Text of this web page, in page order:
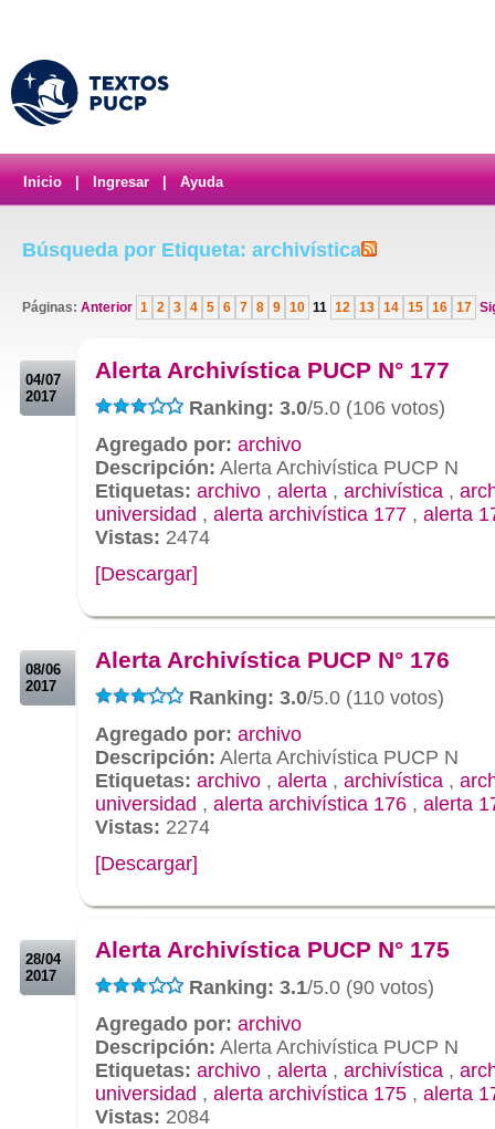
Inicio Ingresar Ayuda
Búsqueda por Etiqueta: archivística
Páginas: Anterior 1 2 3 4 5 6 7 8 9 10 11 12 13 14 15 16 17
04/07
2017
Alerta Archivística PUCP N° 177
Ranking: 3.0/5.0 (106 votos)
Agregado por: archivo
Descripción: Alerta Archivística PUCP N
Etiquetas: archivo , alerta , archivística ,
universidad , alerta archivística 177 , alerta
Vistas: 2474
[Descargar]
08/06
2017
Alerta Archivística PUCP N° 176
Ranking: 3.0/5.0 (110 votos)
Agregado por: archivo
Descripción: Alerta Archivística PUCP N
Etiquetas: archivo , alerta , archivística ,
universidad , alerta archivística 176 , alerta
Vistas: 2274
[Descargar]
28/04
2017
Alerta Archivística PUCP N° 175
Ranking: 3.1/5.0 (90 votos)
Agregado por: archivo
Descripción: Alerta Archivística PUCP N
Etiquetas: archivo , alerta , archivística ,
universidad , alerta archivística 175 , alerta
Vistas: 2084